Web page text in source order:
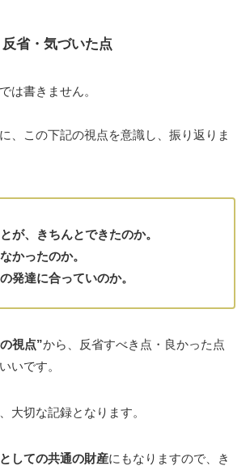
反省・気づいた点
は書きません。
、この下記の視点を意識し、振り返りま
が、きちんとできたのか。
かったのか。
発達に合っていのか。
視点”から、反省すべき点・良かった点
いです。
大切な記録となります。
しての共通の財産にもなりますので、き